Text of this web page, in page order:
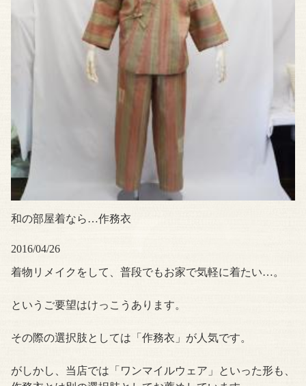
和の部屋着なら…作務衣
2016/04/26
着物リメイクをして、普段でもお家で気軽に着たい…。
というご要望はけっこうあります。
その際の選択肢としては「作務衣」が人気です。
がしかし、当店では「ワンマイルウェア」といった形も、